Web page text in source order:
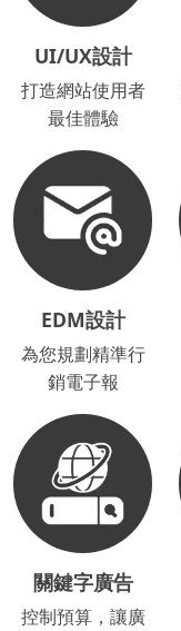
UI/UX設計
打造網站使用者
最佳體驗
EDM設計
為您規劃精準行
銷電子報
關鍵字廣告
控制預算，讓廣